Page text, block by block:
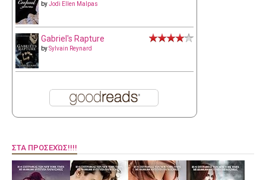
byJodi Ellen Malpas
Gabriel's Rapture
bySylvain Reynard
ΣΤΑ ΠΡΟΣΕΧΏΣ!!!!